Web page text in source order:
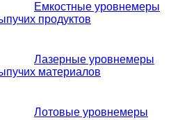
Емкостные уровнемеры
продуктов
Лазерные уровнемеры
материалов
Лотовые уровнемеры